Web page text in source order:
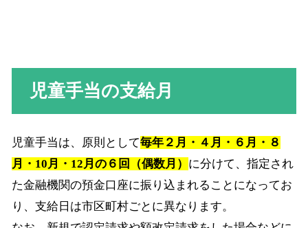
児童手当の支給月
児童手当は、原則として毎年２月・４月・６月・８
月・10月・12月の６回（偶数月） に分けて、指定され
た金融機関の預金口座に振り込まれることになってお
り、支給日は市区町村ごとに異なります。